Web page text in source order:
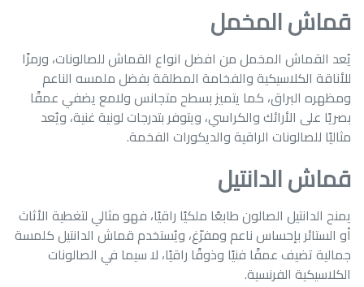
قماش المخمل
يُعد القماش المخمل من افضل انواع القماش للصالونات، ورمزًا
للأناقة الكلاسيكية والفخامة المطلقة بفضل ملمسه الناعم
ومظهره البراق، كما يتميز بسطح متجانس ولامع يضفي عمقًا
بصريًا على الأرائك والكراسي، ويتوفر بتدرجات لونية غنية، ويُعد
مثاليًا للصالونات الراقية والديكورات الفخمة.
قماش الدانتيل
يمنح الدانتيل الصالون طابعًا ملكيًا راقيًا، فهو مثالي لتغطية الأثاث
أو الستائر بإحساس ناعم ومفرّغ، ويُستخدم قماش الدانتيل كلمسة
جمالية تضيف عمقًا فنيًا وذوقًا راقيًا، لا سيما في الصالونات
الكلاسيكية الفرنسية.